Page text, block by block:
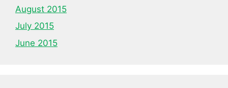
August 2015
July 2015
June 2015